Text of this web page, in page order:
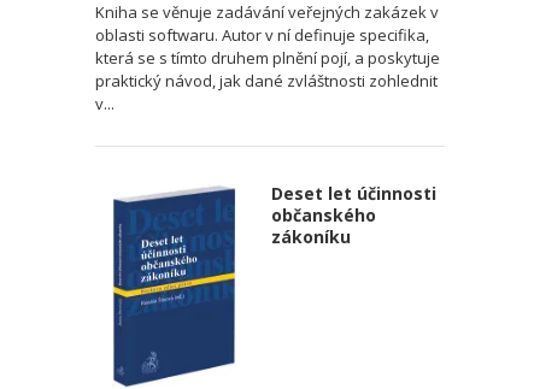
Kniha se věnuje zadávání veřejných zakázek v
oblasti softwaru. Autor v ní definuje specifika,
která se s tímto druhem plnění pojí, a poskytuje
praktický návod, jak dané zvláštnosti zohlednit
v...
Deset let účinnosti
občanského
zákoníku